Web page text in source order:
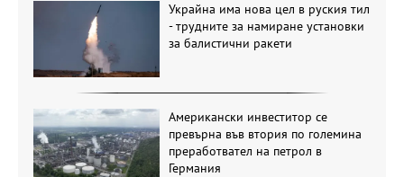
Украйна има нова цел в руския тил
- трудните за намиране установки
за балистични ракети
Американски инвеститор се
превърна във втория по големина
преработвател на петрол в
Германия